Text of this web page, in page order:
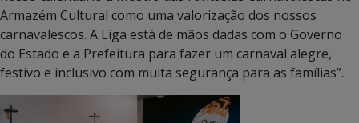
Armazém Cultural como uma valorização dos nossos
carnavalescos. A Liga está de mãos dadas com o Governo
do Estado e a Prefeitura para fazer um carnaval alegre,
festivo e inclusivo com muita segurança para as famílias”.